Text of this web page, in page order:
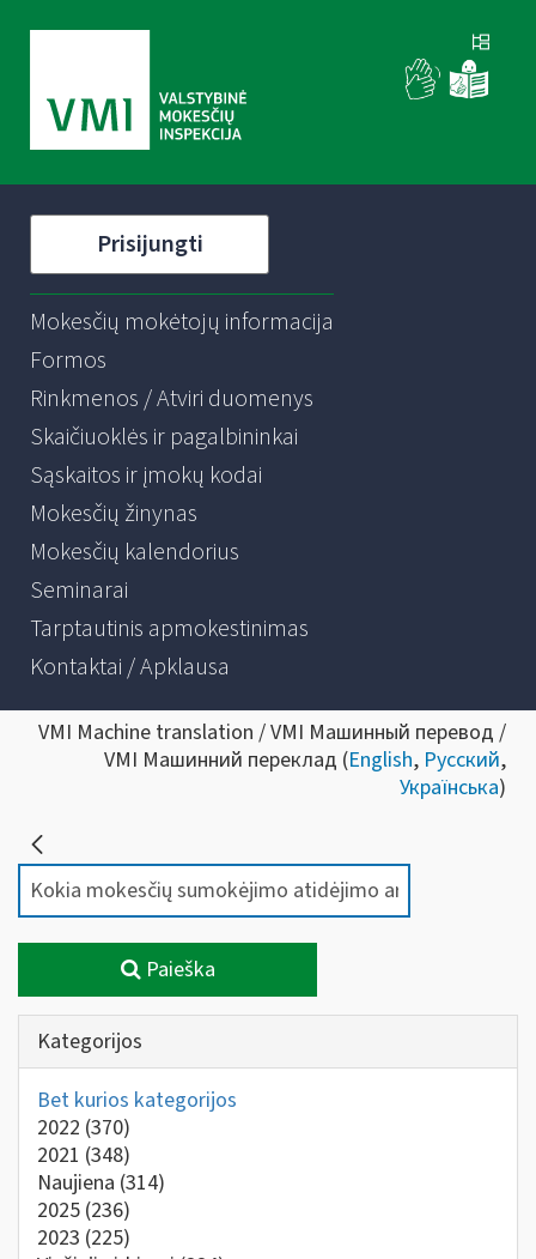
Prisijungti
Mokesčių mokėtojų informacija
Formos
Rinkmenos / Atviri duomenys
Skaičiuoklės ir pagalbininkai
Sąskaitos ir įmokų kodai
Mokesčių žinynas
Mokesčių kalendorius
Seminarai
Tarptautinis apmokestinimas
Kontaktai / Apklausa
VMI Machine translation / VMI Машинный перевод /
VMI Машинний переклад (English, Русский,
Українська)
Paieška
Kategorijos
Bet kurios kategorijos
2022 (370)
2021 (348)
Naujiena (314)
2025 (236)
2023 (225)